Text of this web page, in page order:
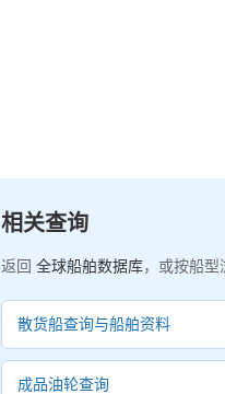
相关查询
返回 全球船舶数据库，或按船
散货船查询与船舶资料
成品油轮查询